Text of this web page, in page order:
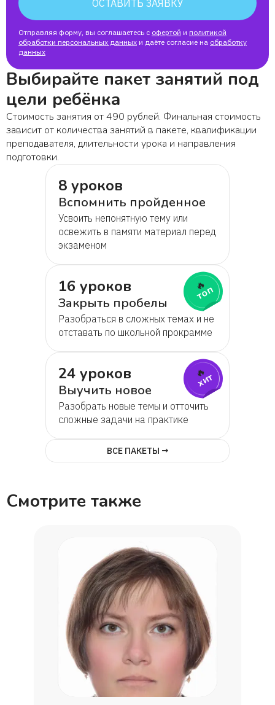
ОСТАВИТЬ ЗАЯВКУ
Отправляя форму, вы соглашаетесь с офертой и политикой
обработки персональных данных и даёте согласие на обработку
данных
Выбирайте пакет занятий под
цели ребёнка
Стоимость занятия от 490 рублей. Финальная стоимость
зависит от количества занятий в пакете, квалификации
преподавателя, длительности урока и направления
подготовки.
8 уроков
Вспомнить пройденное
Усвоить непонятную тему или
освежить в памяти материал перед
экзаменом
16 уроков
Закрыть пробелы
Разобраться в сложных темах и не
отставать по школьной прокрамме
🔥
топ
24 уроков
Выучить новое
Разобрать новые темы и отточить
сложные задачи на практике
🔥
хит
ВСЕ ПАКЕТЫ →
Смотрите также